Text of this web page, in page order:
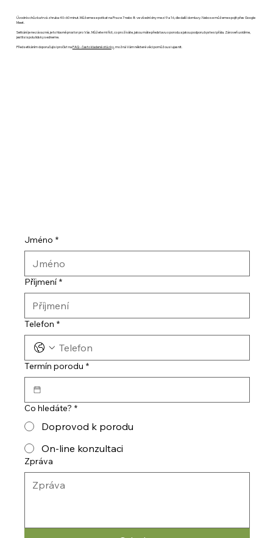
Úvodní schůzka trvá zhruba 40–60 minut. Můžeme se potkat na Praze 7 nebo 8 ve všední dny mezi 9 a 16, dle další domluvy. Nebo se můžeme spojit přes Google
Meet.
Setkání je nezávazné, je to hlavně prostor pro Vás. Můžete mi říct, co prožíváte, jakou máte představu o porodu a jakou podporu byste si přála. Zároveň uvidíme,
jestli si spolu lidsky sedneme.
Před setkáním doporučuji si pročíst naFAQ - často kladené otázky, možná Vám některé věci pomůžou si ujasnit.
Jméno *
Příjmení *
Telefon *
Termín porodu *
Co hledáte? *
Doprovod k porodu
On-line konzultaci
Zpráva